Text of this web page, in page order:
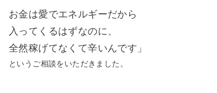
お金は愛でエネルギーだから
入ってくるはずなのに、
全然稼げてなくて辛いんです」
というご相談をいただきました。